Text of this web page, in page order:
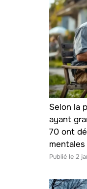
Selon la
ayant
70 ont
mentales
2